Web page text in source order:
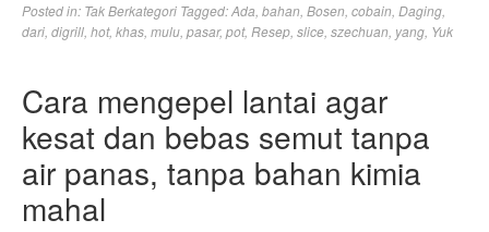
Posted in: Tak Berkategori Tagged:Ada bahan Bosen cobain Daging
dari digrill hot, khas mulu pasar, pot, Resep slice szechuan yang Yuk
Cara mengepel lantai agar
kesat dan bebas semut tanpa
air panas, tanpa bahan kimia
mahal